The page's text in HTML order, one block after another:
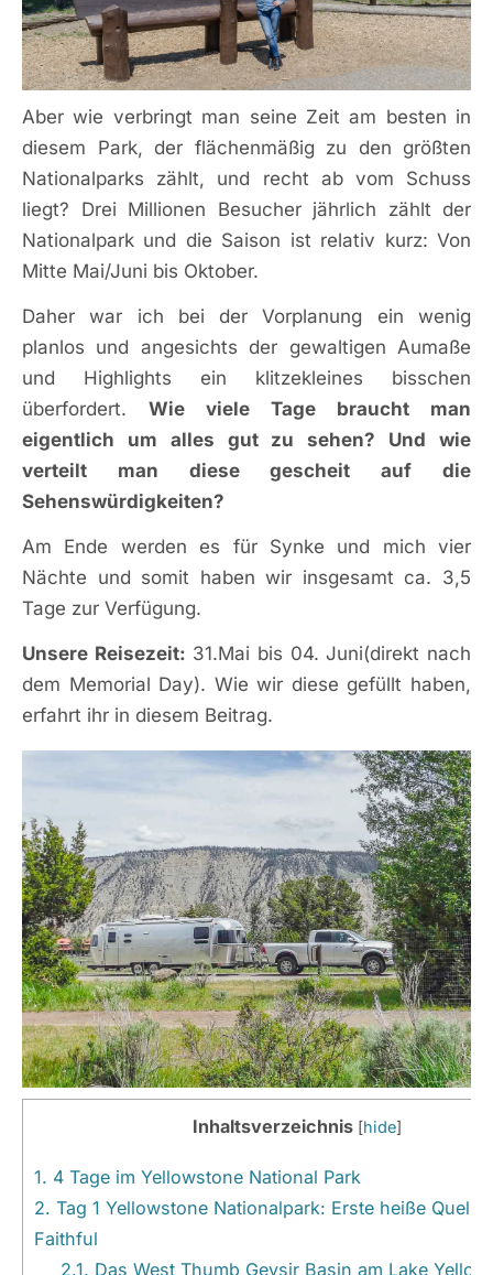
Aber wie verbringt man seine Zeit am besten in
diesem Park, der flächenmäßig zu den größten
Nationalparks zählt, und recht ab vom Schuss
liegt? Drei Millionen Besucher jährlich zählt der
Nationalpark und die Saison ist relativ kurz: Von
Mitte Mai/Juni bis Oktober.
Daher war ich bei der Vorplanung ein wenig
planlos und angesichts der gewaltigen Aumaße
und Highlights ein klitzekleines bisschen
überfordert. Wie viele Tage braucht man
eigentlich um alles gut zu sehen? Und wie
verteilt man diese gescheit auf die
Sehenswürdigkeiten?
Am Ende werden es für Synke und mich vier
Nächte und somit haben wir insgesamt ca. 3,5
Tage zur Verfügung.
Unsere Reisezeit: 31.Mai bis 04. Juni(direkt nach
dem Memorial Day). Wie wir diese gefüllt haben,
erfahrt ihr in diesem Beitrag.
Inhaltsverzeichnis [hide]
1. 4 Tage im Yellowstone National Park
2. Tag 1 Yellowstone Nationalpark: Erste heiße
Faithful
2.1. Das West Thumb Geysir Basin am Lake